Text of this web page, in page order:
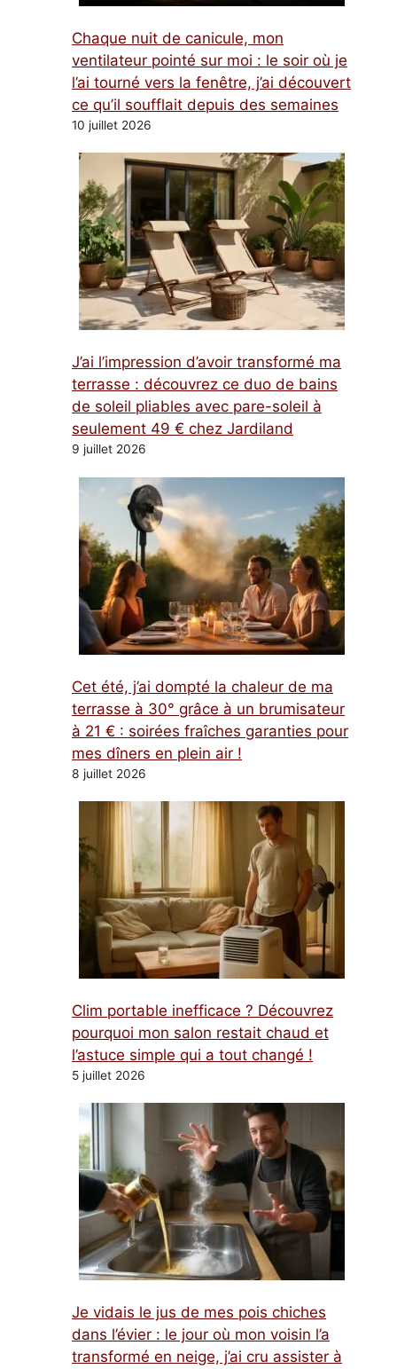
Chaque nuit de canicule, mon
ventilateur pointé sur moi : le soir où je
l’ai tourné vers la fenêtre, j’ai découvert
ce qu’il soufflait depuis des semaines
10 juillet 2026
J’ai l’impression d’avoir transformé ma
terrasse : découvrez ce duo de bains
de soleil pliables avec pare-soleil à
seulement 49 € chez Jardiland
9 juillet 2026
Cet été, j’ai dompté la chaleur de ma
terrasse à 30° grâce à un brumisateur
à 21 € : soirées fraîches garanties pour
mes dîners en plein air !
8 juillet 2026
Clim portable inefficace ? Découvrez
pourquoi mon salon restait chaud et
l’astuce simple qui a tout changé !
5 juillet 2026
Je vidais le jus de mes pois chiches
dans l’évier : le jour où mon voisin l’a
transformé en neige, j’ai cru assister à